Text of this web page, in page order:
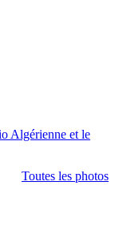
Algérienne et le
Toutes les photos